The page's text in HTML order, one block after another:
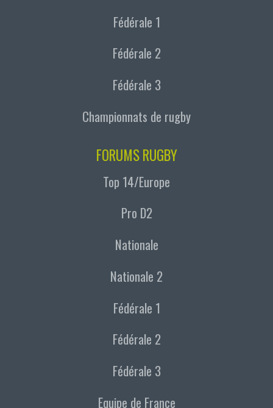
Fédérale 1
Fédérale 2
Fédérale 3
Championnats de rugby
FORUMS RUGBY
Top 14/Europe
Pro D2
Nationale
Nationale 2
Fédérale 1
Fédérale 2
Fédérale 3
Equipe de France